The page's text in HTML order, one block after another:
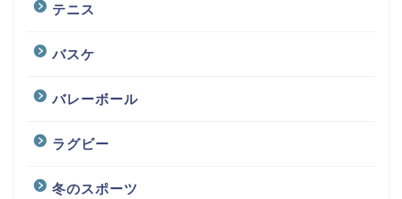
テニス
バスケ
バレーボール
ラグビー
冬のスポーツ